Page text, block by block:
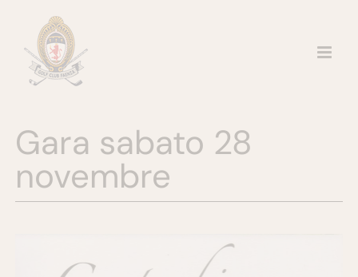
contenuto
Gara sabato 28
novembre